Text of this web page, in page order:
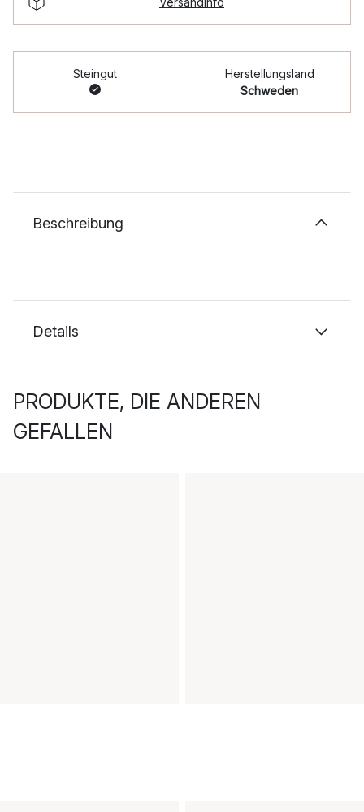
Steingut
Herstellungsland
Schweden
Beschreibung
Details
PRODUKTE, DIE ANDEREN
GEFALLEN